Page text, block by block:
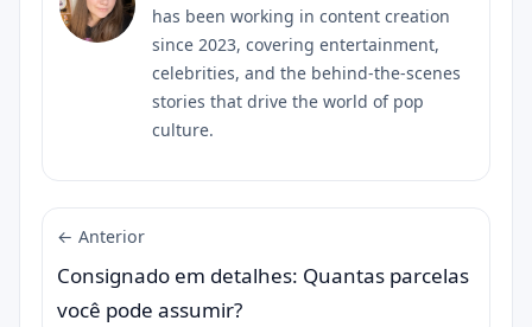
has been working in content creation
since 2023, covering entertainment,
celebrities, and the behind-the-scenes
stories that drive the world of pop
culture.
← Anterior
Consignado em detalhes: Quantas parcelas
você pode assumir?